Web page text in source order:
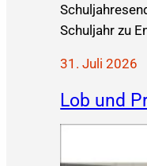
Schuljahr zu
31. Juli 2026
Lob und